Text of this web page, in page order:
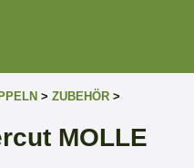
> ZUBEHÖR >
MOLLE